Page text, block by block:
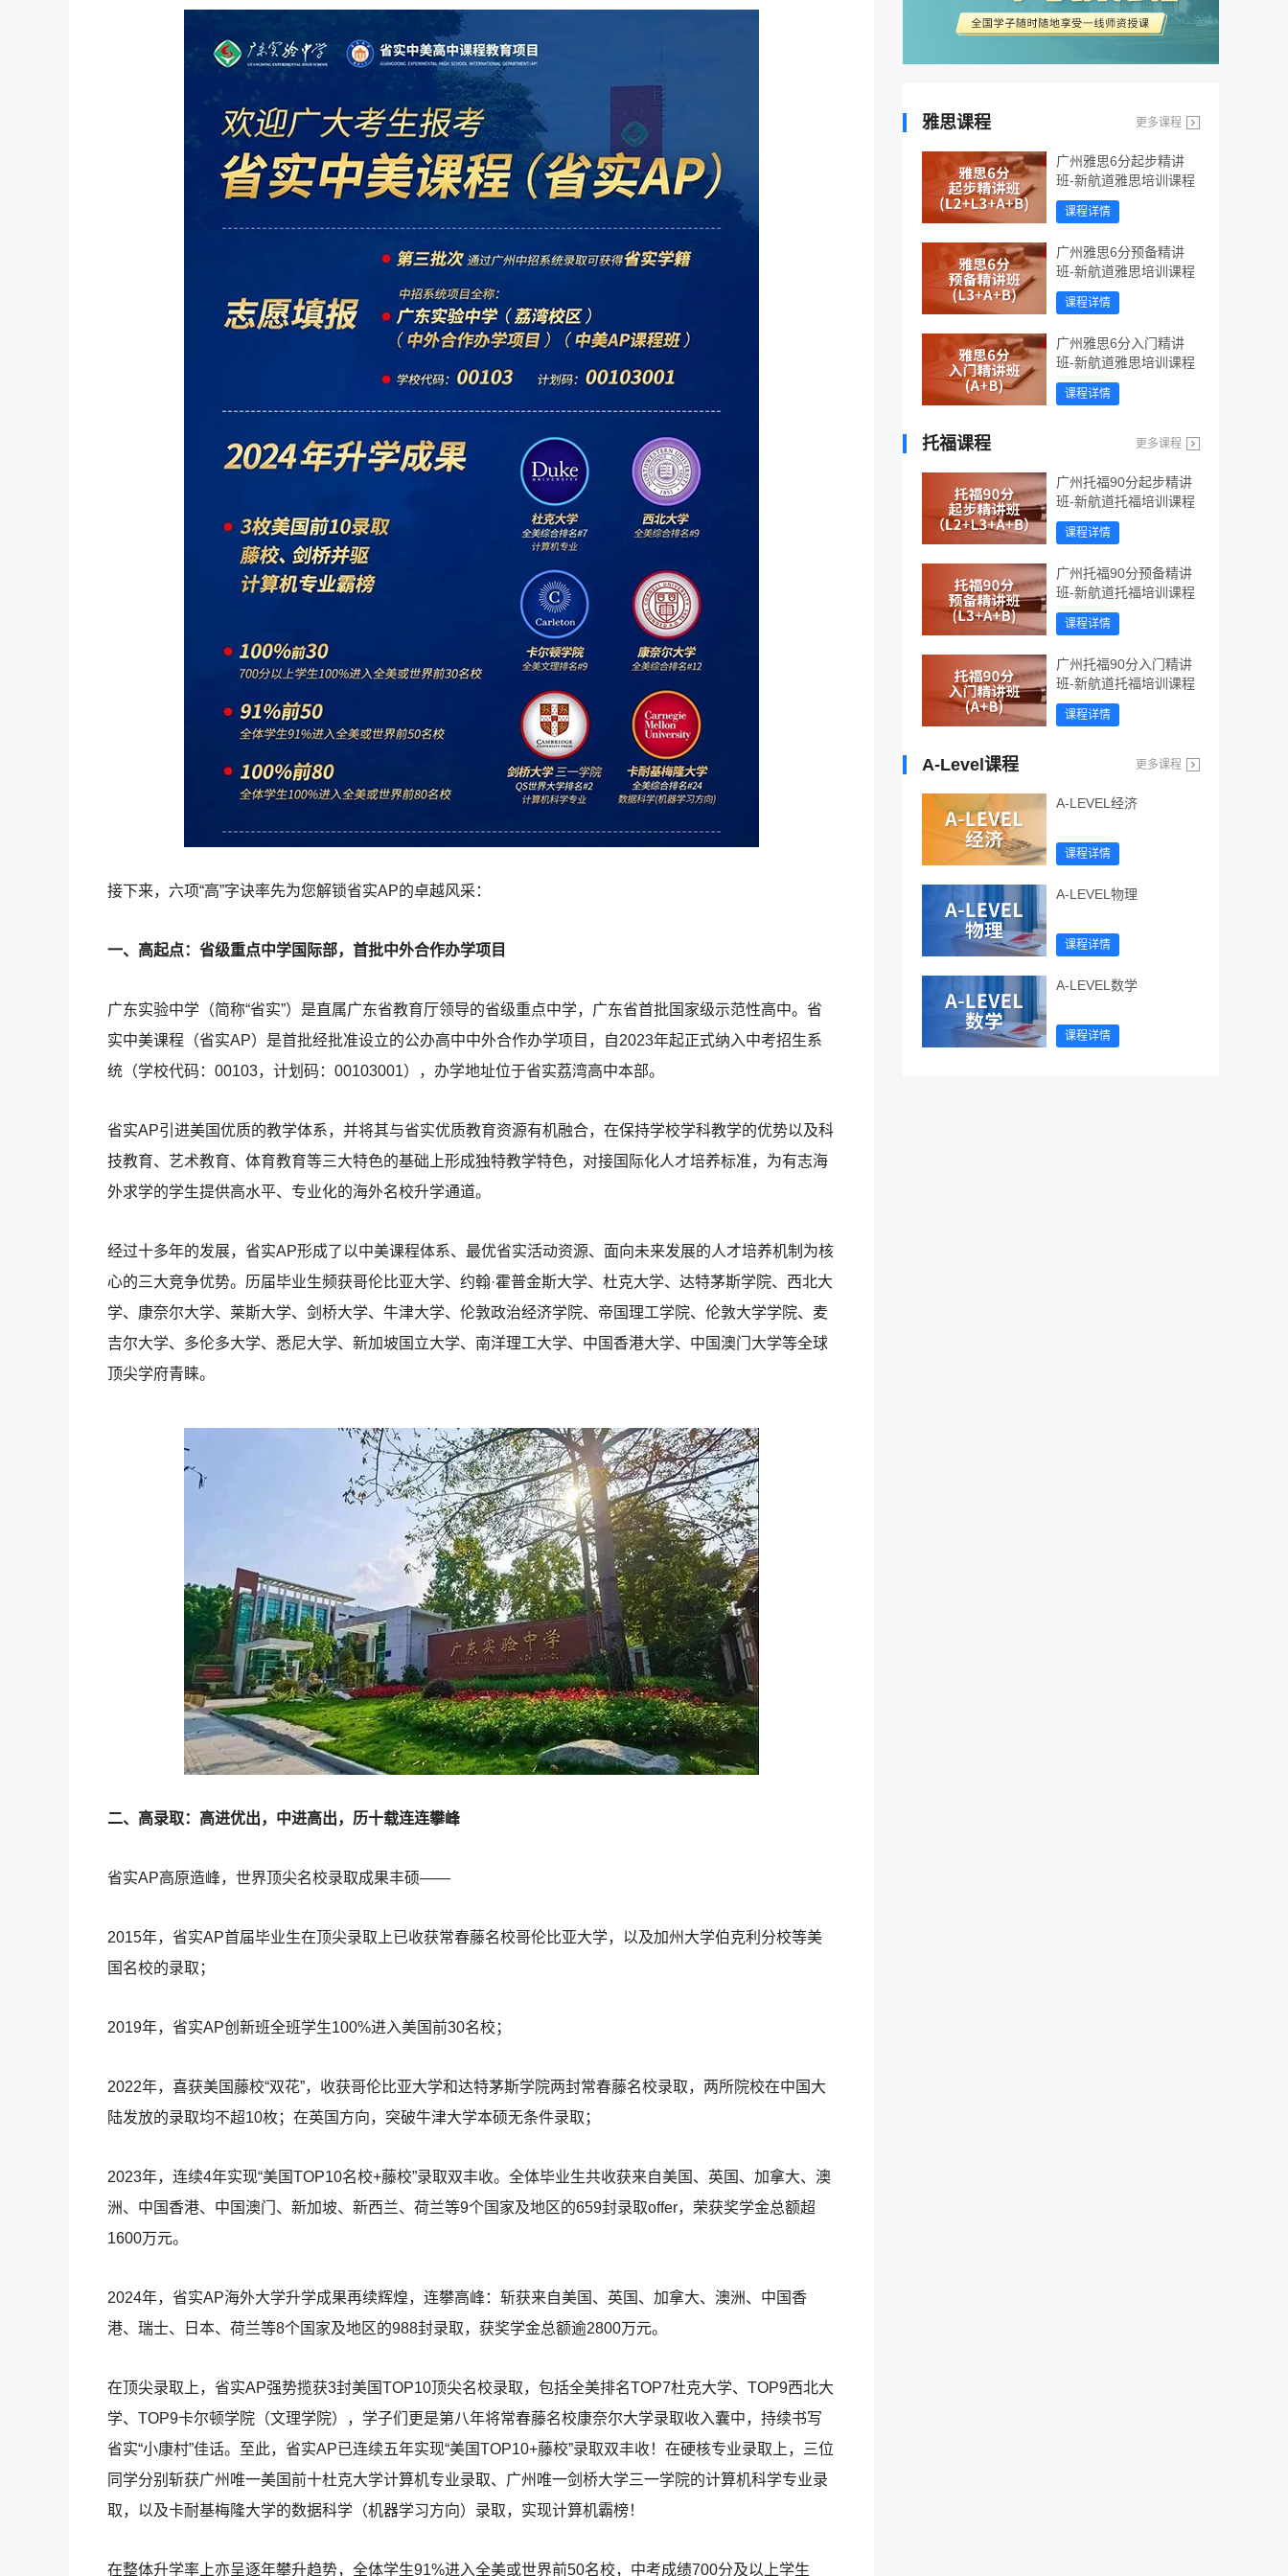
接下来，六项“高”字诀率先为您解锁省实AP的卓越风采：
一、高起点：省级重点中学国际部，首批中外合作办学项目
广东实验中学（简称“省实”）是直属广东省教育厅领导的省级重点中学，广东省首批国家级示范性高中。省
实中美课程（省实AP）是首批经批准设立的公办高中中外合作办学项目，自2023年起正式纳入中考招生系
统（学校代码：00103，计划码：00103001），办学地址位于省实荔湾高中本部。
省实AP引进美国优质的教学体系，并将其与省实优质教育资源有机融合，在保持学校学科教学的优势以及科
技教育、艺术教育、体育教育等三大特色的基础上形成独特教学特色，对接国际化人才培养标准，为有志海
外求学的学生提供高水平、专业化的海外名校升学通道。
经过十多年的发展，省实AP形成了以中美课程体系、最优省实活动资源、面向未来发展的人才培养机制为核
心的三大竞争优势。历届毕业生频获哥伦比亚大学、约翰·霍普金斯大学、杜克大学、达特茅斯学院、西北大
学、康奈尔大学、莱斯大学、剑桥大学、牛津大学、伦敦政治经济学院、帝国理工学院、伦敦大学学院、麦
吉尔大学、多伦多大学、悉尼大学、新加坡国立大学、南洋理工大学、中国香港大学、中国澳门大学等全球
顶尖学府青睐。
二、高录取：高进优出，中进高出，历十载连连攀峰
省实AP高原造峰，世界顶尖名校录取成果丰硕——
2015年，省实AP首届毕业生在顶尖录取上已收获常春藤名校哥伦比亚大学，以及加州大学伯克利分校等美
国名校的录取；
2019年，省实AP创新班全班学生100%进入美国前30名校；
2022年，喜获美国藤校“双花”，收获哥伦比亚大学和达特茅斯学院两封常春藤名校录取，两所院校在中国大
陆发放的录取均不超10枚；在英国方向，突破牛津大学本硕无条件录取；
2023年，连续4年实现“美国TOP10名校+藤校”录取双丰收。全体毕业生共收获来自美国、英国、加拿大、澳
洲、中国香港、中国澳门、新加坡、新西兰、荷兰等9个国家及地区的659封录取offer，荣获奖学金总额超
1600万元。
2024年，省实AP海外大学升学成果再续辉煌，连攀高峰：斩获来自美国、英国、加拿大、澳洲、中国香
港、瑞士、日本、荷兰等8个国家及地区的988封录取，获奖学金总额逾2800万元。
在顶尖录取上，省实AP强势揽获3封美国TOP10顶尖名校录取，包括全美排名TOP7杜克大学、TOP9西北大
学、TOP9卡尔顿学院（文理学院），学子们更是第八年将常春藤名校康奈尔大学录取收入囊中，持续书写
省实“小康村”佳话。至此，省实AP已连续五年实现“美国TOP10+藤校”录取双丰收！在硬核专业录取上，三位
同学分别斩获广州唯一美国前十杜克大学计算机专业录取、广州唯一剑桥大学三一学院的计算机科学专业录
取，以及卡耐基梅隆大学的数据科学（机器学习方向）录取，实现计算机霸榜！
在整体升学率上亦呈逐年攀升趋势，全体学生91%进入全美或世界前50名校，中考成绩700分及以上学生
雅思课程 更多课程
广州雅思6分起步精讲
班-新航道雅思培训课程
课程详情
广州雅思6分预备精讲
班-新航道雅思培训课程
课程详情
广州雅思6分入门精讲
班-新航道雅思培训课程
课程详情
托福课程 更多课程
广州托福90分起步精讲
班-新航道托福培训课程
课程详情
广州托福90分预备精讲
班-新航道托福培训课程
课程详情
广州托福90分入门精讲
班-新航道托福培训课程
课程详情
A-Level课程 更多课程
A-LEVEL经济
课程详情
A-LEVEL物理
课程详情
A-LEVEL数学
课程详情